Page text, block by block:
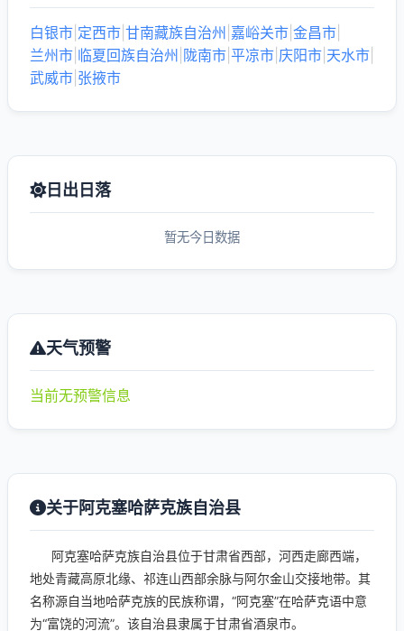
白银市 定西市 甘南藏族自治州 嘉峪关市 金昌市
兰州市 临夏回族自治州 陇南市 平凉市 庆阳市 天水市
武威市 张掖市
日出日落
暂无今日数据
天气预警
当前无预警信息
关于阿克塞哈萨克族自治县
阿克塞哈萨克族自治县位于甘肃省西部，河西走廊西端，
地处青藏高原北缘、祁连山西部余脉与阿尔金山交接地带。其
名称源自当地哈萨克族的民族称谓，“阿克塞”在哈萨克语中意
为“富饶的河流”。该自治县隶属于甘肃省酒泉市。